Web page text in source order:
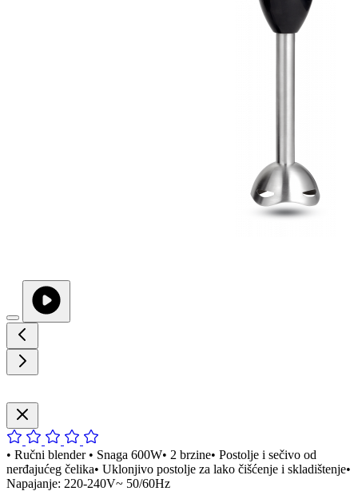
• Ručni blender • Snaga 600W• 2 brzine• Postolje i sečivo od
nerđajućeg čelika• Uklonjivo postolje za lako čišćenje i skladištenje•
Napajanje: 220-240V~ 50/60Hz